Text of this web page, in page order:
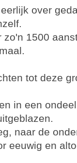
over
1500
tot deze
in een
naar de
eeuwig en